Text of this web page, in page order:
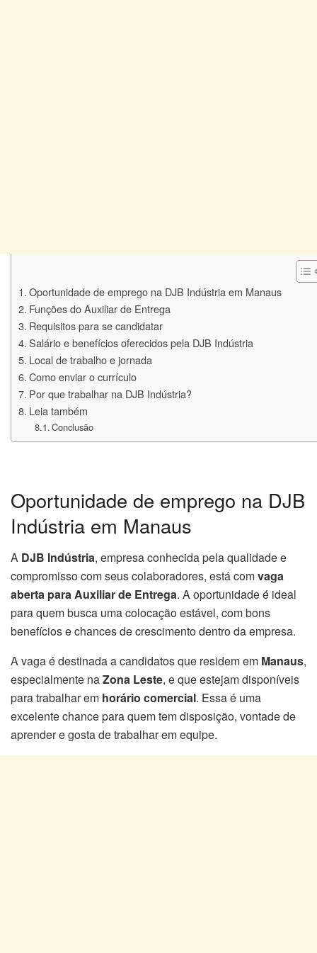
Oportunidade de emprego na DJB Indústria em Manaus
Funções do Auxiliar de Entrega
Requisitos para se candidatar
Salário e benefícios oferecidos pela DJB Indústria
Local de trabalho e jornada
Como enviar o currículo
Por que trabalhar na DJB Indústria?
Leia também
Conclusão
Oportunidade de emprego na DJB
Indústria em Manaus
A DJB Indústria, empresa conhecida pela qualidade e
compromisso com seus colaboradores, está comvaga
aberta para Auxiliar de Entrega. A oportunidade é ideal
para quem busca uma colocação estável, com bons
benefícios e chances de crescimento dentro da empresa.
A vaga é destinada a candidatos que residem em Manaus,
especialmente naZona Leste, e que estejam disponíveis
para trabalhar em horário comercial. Essa é uma
excelente chance para quem tem disposição, vontade de
aprender e gosta de trabalhar em equipe.